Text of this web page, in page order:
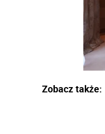
Zobacz także: